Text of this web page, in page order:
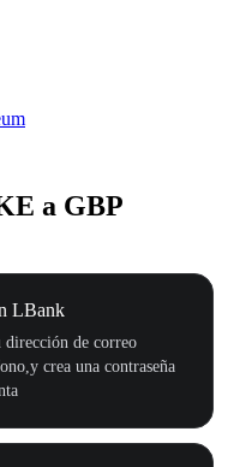
a GBP
LBank
dirección de correo
crea una contraseña